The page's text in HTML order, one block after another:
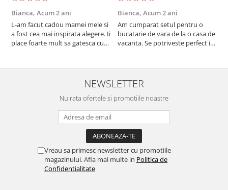
Bianca, Acum 2 ani
L-am facut cadou mamei mele si
a fost cea mai inspirata alegere. Ii
place foarte mult sa gatesca cu
cratita...ma gandesc serios sa imi
cumpar si eu! Recomand mult !
Bianca, Acum 2 ani
Am cumparat setul pentru o
bucatarie de vara de la o casa de
vacanta. Se potriveste perfect in
buna, recomand cu drag !
NEWSLETTER
Nu rata ofertele si promotiile noastre
Vreau sa primesc newsletter cu promotiile
magazinului. Afla mai multe in Politica de
Confidentialitate